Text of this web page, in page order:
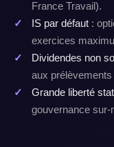
France Travail).
IS par défaut :
exercices
Dividendes non
aux
Grande liberté
gouvernance sur-